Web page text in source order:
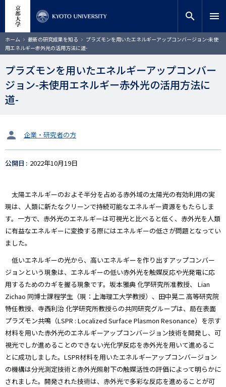
コ
ン
テ
ン
に
移
動
サイト内検索
検索
search menu
ホーム 最新の研究成果を知る
プラズモンを用いたエネルギーアップコンバージョン-未使
用エネルギー赤外光の活用方法に道-
プラズモンを用いたエネルギーアップコンバー
ジョン-未使用エネルギー赤外光の活用方法に
道-
タ
ッ
企業・研究者の方
公開日 2022年10月19日
太陽エネルギーのおよそ半分を占める赤外域の太陽光の有効利用の実
現は、人類に新たなクリーンで持続可能なエネルギー資源をもたらしま
す。一方で、赤外光のエネルギーは可視光と比べると低く、赤外光を人類
に有益なエネルギーに変換する際にはエネルギーの低さが問題となってい
ました。
低いエネルギーの光から、高いエネルギーを作り出すアップコンバー
ジョンという現象は、エネルギーの低い赤外光を触媒反応や光発電に応
用するためのカギを握る現象です。坂本雅典 化学研究所准教授、 Lian
Zichao 同博士課程学生（現：上海理工大学教授）、田中晃二 高等研究院
特任教授、寺西利治 化学研究所教授らの共同研究グループは、局在表面
プラズモン共鳴（LSPR : Localized Surface Plasmon Resonance）を示す
材料を用いた赤外光のエネルギーアップコンバージョン技術を開発し、可
視光でしか進めることのできない光化学反応を赤外光を用いて進めるこ
とに成功しました。LSPR材料を用いたエネルギーアップコンバージョン
の機構は分光測定技術と赤外光照射下の触媒活性の評価によって明らかに
されました。開発された技術は、赤外光で多彩な反応を進めることが可